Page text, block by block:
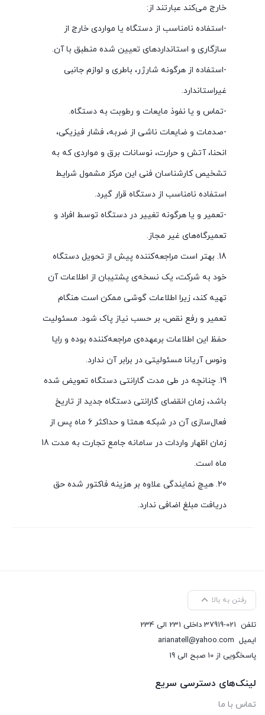
خارج می‌کند عبارتند از:
-استفاده نامناسب از دستگاه یا مواردی خارج از
سازگاری و استانداردهای تعیین شده منطبق با آن.
-استفاده از هرگونه شارژر، باطری و لوازم جانبی
غیراستاندارد.
-تماس و یا نفوذ مایعات و رطوبت به دستگاه.
-صدمات و ضایعات ناشی از ضربه، فشار فیزیکی،
انحنا، آتش و حرارت، نوسانات برق و مواردی که به
تشخیص کارشناسان فنی این مرکز مشمول شرایط
استفاده نامناسب از دستگاه قرار گیرد.
-تعمیر و یا هرگونه تغییر در دستگاه توسط افراد و
تعمیرگاه‌های غیر مجاز.
18. بهتر است مراجعه‌کننده پیش از تحویل دستگاه
خود به شرکت، یک نسخه‌ی پشتیبان از اطلاعات آن
تهیه کند، زیرا اطلاعات گوشی ممکن است هنگام
تعمیر و رفع نقص، بر حسب نیاز پاک شود. مسئولیت
حفظ این اطلاعات برعهده‌ی مراجعه‌کننده بوده و رایا
ونوس آریانا مسئولیتی در برابر آن ندارد.
19. چنانچه در طی مدت گارانتی دستگاه تعویض شده
باشد، زمان انقضای گارانتی دستگاه جدید از تاریخ
فعال‌سازی آن در شبکه همتا و حداکثر 6 ماه پس از
زمان اظهار واردات در سامانه جامع تجارت به مدت 18
ماه است.
20. هیچ نمایندگی علاوه بر هزینه فاکتور شده حق
دریافت مبلغ اضافی ندارد.
رفتن به بالا
تلفن 37919-021 داخلی 231 الی 234
ایمیل arianatell@yahoo.com
پاسخگویی از 10 صبح الی 19
لینک‌های دسترسی سریع
تماس با ما